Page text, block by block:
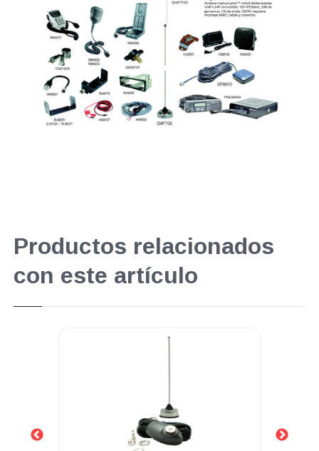
Productos relacionados
con este artículo